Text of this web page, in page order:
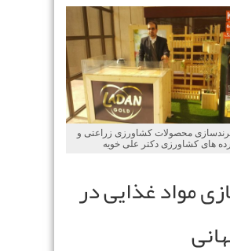
برندسازی محصولات کشاورزی زراعتی و
های کشاورزی دکتر علی خویه
مواد غذایی در